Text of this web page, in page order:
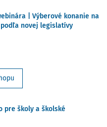
| Výberové konanie na
novej legislatívy
pre školy a školské